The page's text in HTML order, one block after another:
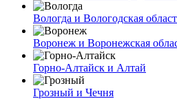
Вологда и Вологодская
Воронеж и Воронежская
Горно-Алтайск и Алтай
Грозный и Чечня